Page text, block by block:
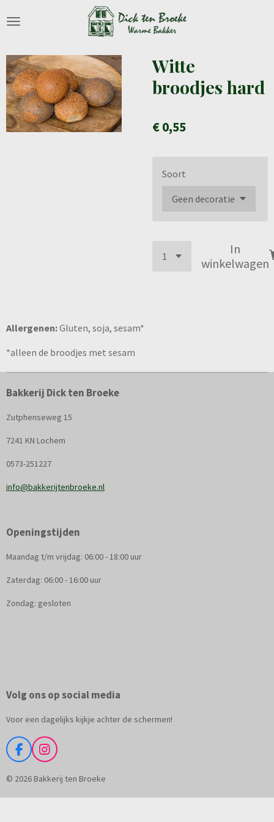
direct
de
hoofdinhoud
Witte
broodjes hard
€ 0,55
Soort
In
winkelwagen
Allergenen:Gluten, soja, sesam*
*alleen de broodjes met sesam
Bakkerij Dick ten Broeke
Zutphenseweg 15
7241 KN Lochem
0573-251227
info@bakkerijtenbroeke.nl
Openingstijden
Maandag t/m vrijdag: 06:00 - 18:00 uur
Zaterdag: 06:00 - 16:00 uur
Zondag: gesloten
Volg ons op social media
Voor een dagelijks kijkje achter de schermen!
F
a
c
b
I
n
s
a
© 2026 Bakkerij ten Broeke